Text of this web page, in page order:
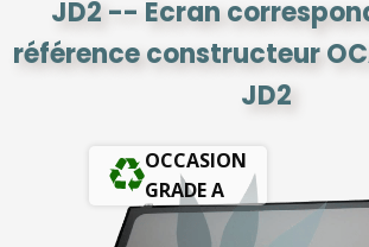
JD2 -- Ecran
référence constructeur
JD2
OCCASION
GRADE A